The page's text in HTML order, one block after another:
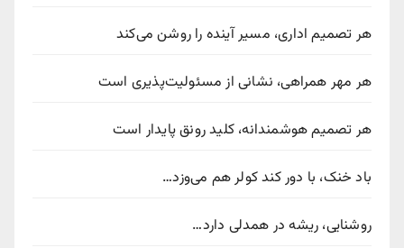
هر تصمیم اداری، مسیر آینده را روشن می‌کند
هر مهر همراهی، نشانی از مسئولیت‌پذیری است
هر تصمیم هوشمندانه، کلید رونق پایدار است
باد خنک، با دور کند کولر هم می‌وزد…
روشنایی، ریشه در همدلی دارد…